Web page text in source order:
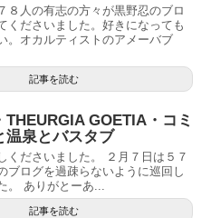
８人の有志の方々が黒野忍のブロ
くださいました。好きになっても
。オカルティストのアメーバブ
記事を読む
THEURGIA GOETIA・コミ
温泉とバスタブ
くださいました。 ２月７日は５７
ブログを過疎らないように巡回し
。 ありがとーあ...
記事を読む